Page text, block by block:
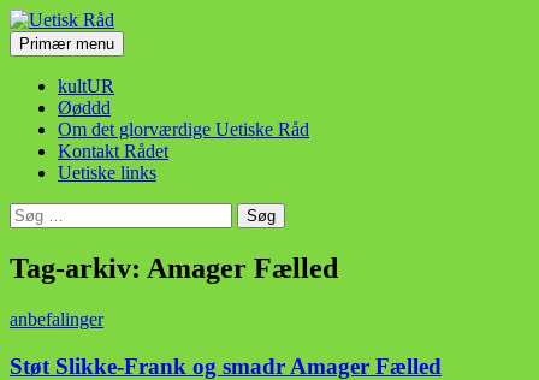
Hop
til
indhold
Uetisk Råd
SøgPrimær menu
kultUR
Øøddd
Om det glorværdige Uetiske Råd
Kontakt Rådet
Uetiske links
Søg
efter:
Tag-arkiv: Amager Fælled
anbefalinger
Støt Slikke-Frank og smadr Amager Fælled